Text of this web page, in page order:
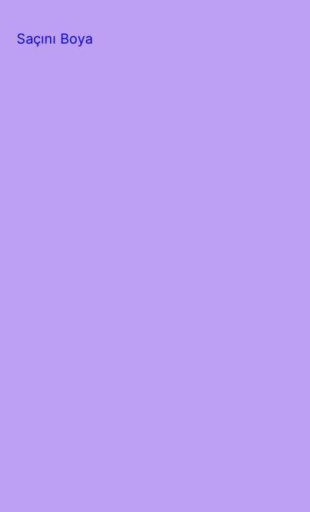
Saçını Boya